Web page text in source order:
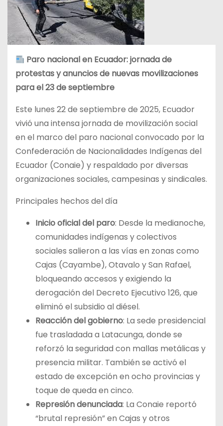
Paro nacional en Ecuador: jornada de
protestas y anuncios de nuevas movilizaciones
para el 23 de septiembre
Este lunes 22 de septiembre de 2025, Ecuador
vivió una intensa jornada de movilización social
en el marco del paro nacional convocado por la
Confederación de Nacionalidades Indígenas del
Ecuador (Conaie) y respaldado por diversas
organizaciones sociales, campesinas y sindicales.
Principales hechos del día
Inicio oficial del paro: Desde la medianoche,
comunidades indígenas y colectivos
sociales salieron a las vías en zonas como
Cajas (Cayambe), Otavalo y San Rafael,
bloqueando accesos y exigiendo la
derogación del Decreto Ejecutivo 126, que
eliminó el subsidio al diésel.
Reacción del gobierno: La sede presidencial
fue trasladada a Latacunga, donde se
reforzó la seguridad con mallas metálicas y
presencia militar. También se activó el
estado de excepción en ocho provincias y
toque de queda en cinco.
Represión denunciada: La Conaie reportó
“brutal represión” en Cajas y otros